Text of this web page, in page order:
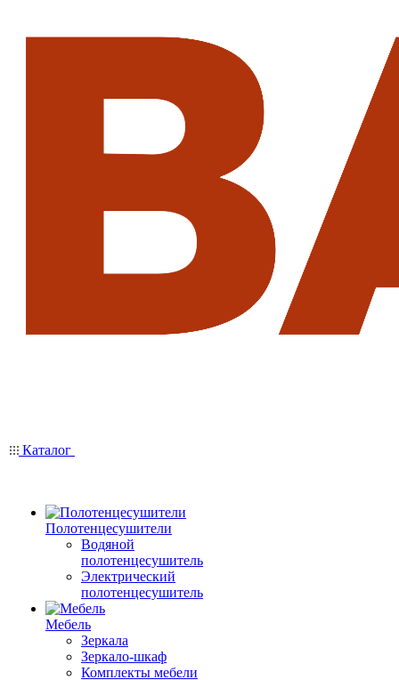
Каталог
Полотенцесушители
Водяной
полотенцесушитель
Электрический
полотенцесушитель
Мебель
Зеркала
Зеркало-шкаф
Комплекты мебели